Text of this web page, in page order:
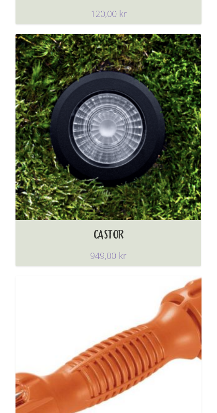
120,00 kr
CASTOR
949,00 kr